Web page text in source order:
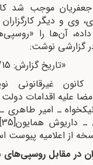
موجب شد
وی و دیگر
داده، آن‌ها را
گزارشی نوشت:
«تاریخ گزارش: 15/ 11/ 36 (1356)
غیرقانونی
علیه اقدامات
ـ امیر طاهری
ـ داریوش همایون[35]
از اعلامیه پیوست
در مقابل روسپی‌های